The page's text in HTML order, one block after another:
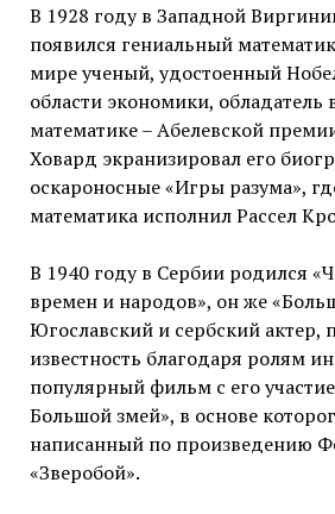
В 1928 году в Западной
появился гениальный
мире ученый, удостоенный
области экономики,
математике – Абелевской
Ховард экранизировал его
оскароносные «Игры разума»,
математика исполнил Рассел
В 1940 году в Сербии родился
времен и народов», он же
Югославский и сербский актер,
известность благодаря ролям
популярный фильм с его
Большой змей», в основе
написанный по произведению
«Зверобой».